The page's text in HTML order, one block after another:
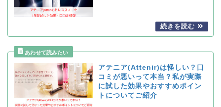
アテニア(Attenir)は怪しい？口
コミが悪いって本当？私が実際
に試した効果やおすすめポイン
トについてご紹介